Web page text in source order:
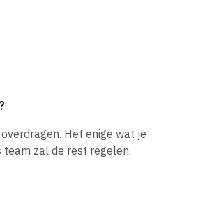
Het enige wat je
team zal de rest regelen.